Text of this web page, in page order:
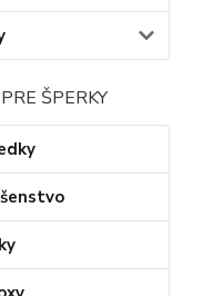
ŠPERKY